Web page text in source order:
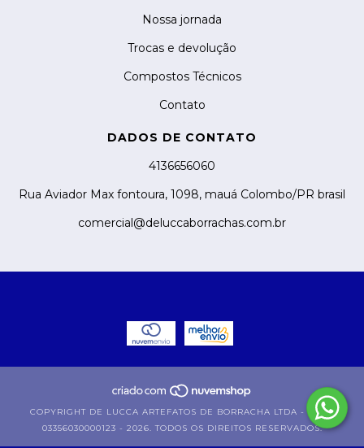
Nossa jornada
Trocas e devolução
Compostos Técnicos
Contato
DADOS DE CONTATO
4136656060
Rua Aviador Max fontoura, 1098, mauá Colombo/PR brasil
comercial@deluccaborrachas.com.br
COPYRIGHT DE LUCCA ARTEFATOS DE BORRACHA LTDA - EPP -
03356030000123 - 2026. TODOS OS DIREITOS RESERVADOS.